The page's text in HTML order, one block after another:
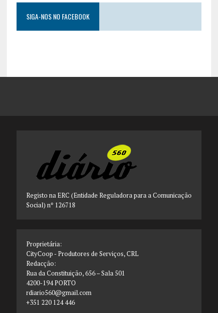
SIGA-NOS NO FACEBOOK
Registo na ERC (Entidade Reguladora para a Comunicação
Social) nº 126718
Proprietária:
CityCoop - Produtores de Serviços, CRL
Redacção:
Rua da Constituição, 656 – Sala 501
4200-194 PORTO
rdiario560@gmail.com
+351 220 124 446